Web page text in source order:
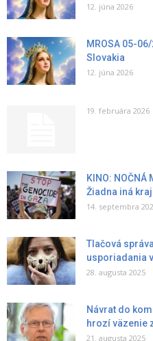
12. júna 2026
MROSA 05-
Slovakia
12. júna 2026
19. februára 2026
KINO:
Žiadna iná
14. septembra
Tlačová
usporiadania
28. augusta 2025
Návrat do
hrozí väzenie
21. augusta 2025